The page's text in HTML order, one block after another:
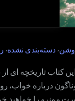
, دسته‌بندی نشده,
کتاب تاریخچه ای از
درباره خواب،
مونرو را